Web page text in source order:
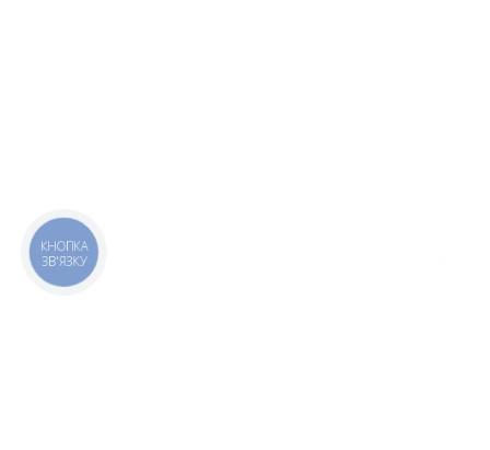
КНОПКА
ЗВ'ЯЗКУ